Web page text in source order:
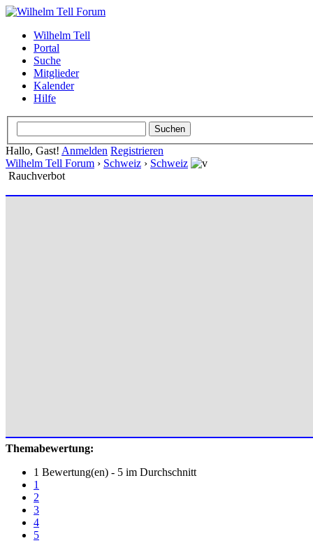
Wilhelm Tell
Portal
Suche
Mitglieder
Kalender
Hilfe
Hallo, Gast! Anmelden Registrieren
Wilhelm Tell Forum › Schweiz › Schweiz
Rauchverbot
Themabewertung:
1 Bewertung(en) - 5 im Durchschnitt
1
2
3
4
5